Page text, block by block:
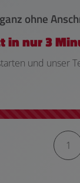
ohne
in nur 3
und unser
1